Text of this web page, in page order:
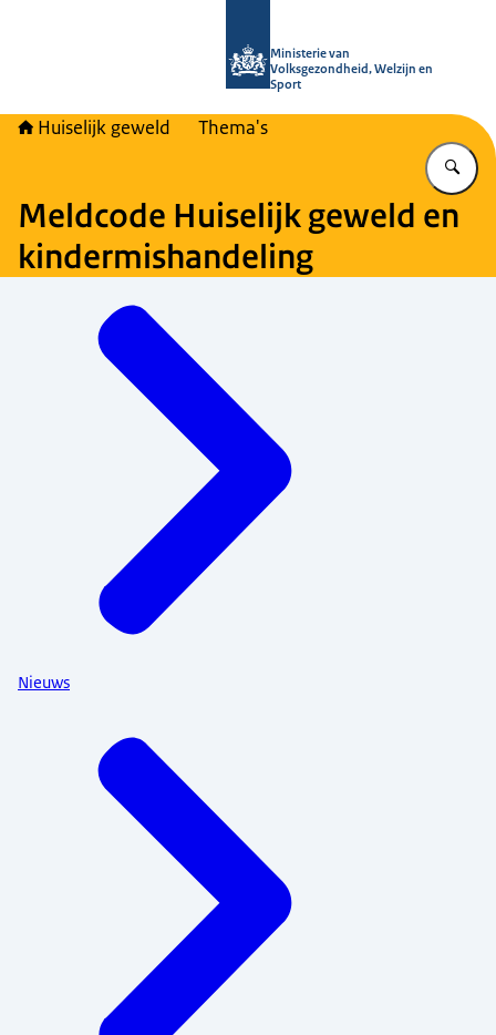
Ministerie van
Volksgezondheid, Welzijn en
Sport
Huiselijk geweld Thema's
Meldcode Huiselijk geweld en
kindermishandeling
Nieuws